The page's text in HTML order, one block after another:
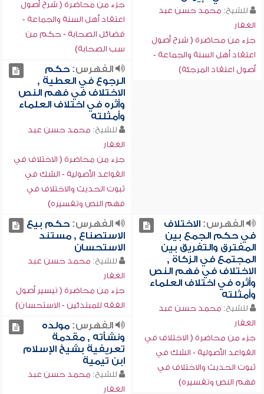
للشيخ: محمد حسن عبد
الغفار
جزء من محاضرة ( شرح أصول
اعتقاد أهل السنة والجماعة -
أصول اعتقاد المرجئة)
جزء من محاضرة ( شرح أصول
اعتقاد أهل السنة والجماعة -
فضائل الصحابة - حكم من
سب الصحابة)
الفهرس:حكم
الرجوع في العطية ,
الاختلاف في فهم النص
وأثره في اختلاف العلماء
وأمثلته
للشيخ: محمد حسن عبد
الغفار
جزء من محاضرة ( الاختلاف في
القواعد الأصولية - الشك في
ثبوت الحديث والاختلاف في
فهم النص وتفسيره)
الفهرس:الاختلاف
في حكم الجمع بين
المفترق والتفريق بين
المجتمع في الزكاة ,
الاختلاف في فهم النص
وأثره في اختلاف العلماء
وأمثلته
للشيخ: محمد حسن عبد
الغفار
جزء من محاضرة ( الاختلاف في
القواعد الأصولية - الشك في
ثبوت الحديث والاختلاف في
فهم النص وتفسيره)
الفهرس:حكم بيع
الاستصناع , مستند
الاستحسان
للشيخ: محمد حسن عبد
الغفار
جزء من محاضرة ( تيسير أصول
الفقه للمبتدئين - الاستحسان)
الفهرس:مولده
ونشأته , مقدمة
تعريفية بشيخ الإسلام
ابن تيمية
للشيخ: محمد حسن عبد
الغفار